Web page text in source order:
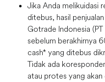
Jika Anda melikuidasi
ditebus, hasil
Gotrade Indonesia
sebelum berakhirnya
cash* yang ditebus
Tidak ada
atau protes yang